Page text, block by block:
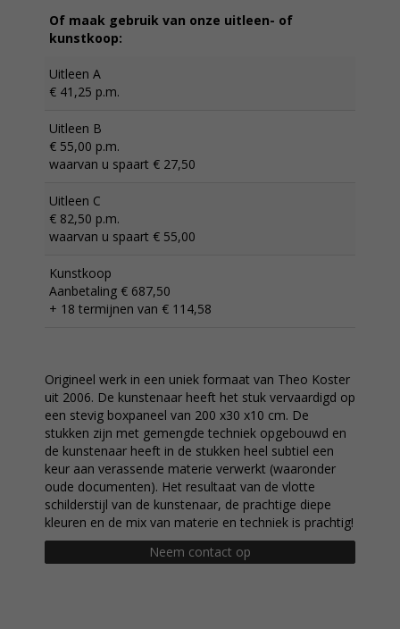
Of maak gebruik van onze uitleen- of
kunstkoop:
Uitleen A
€ 41,25 p.m.
Uitleen B
€ 55,00 p.m.
waarvan u spaart € 27,50
Uitleen C
€ 82,50 p.m.
waarvan u spaart € 55,00
Kunstkoop
Aanbetaling € 687,50
+ 18 termijnen van € 114,58
Origineel werk in een uniek formaat van Theo Koster
uit 2006. De kunstenaar heeft het stuk vervaardigd op
een stevig boxpaneel van 200 x30 x10 cm. De
stukken zijn met gemengde techniek opgebouwd en
de kunstenaar heeft in de stukken heel subtiel een
keur aan verassende materie verwerkt (waaronder
oude documenten). Het resultaat van de vlotte
schilderstijl van de kunstenaar, de prachtige diepe
kleuren en de mix van materie en techniek is prachtig!
Neem contact op